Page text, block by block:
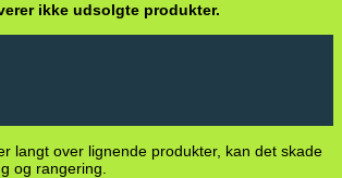
ikke udsolgte produkter.
langt over lignende produkter, kan det skade
og rangering.